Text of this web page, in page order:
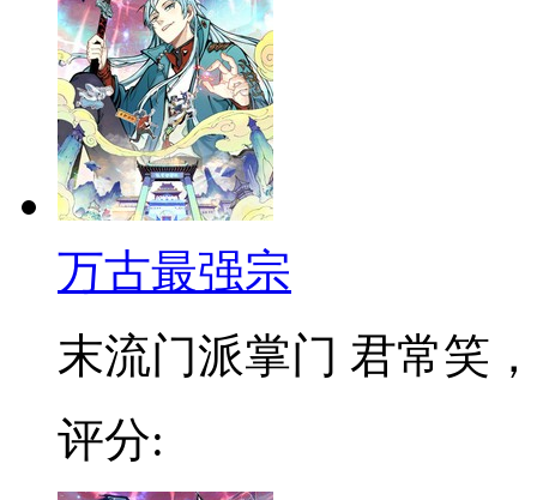
万古最强宗
末流门派掌门 君常笑
评分: